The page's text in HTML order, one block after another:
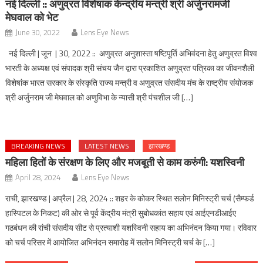
नई दिल्ली :: अणुव्रत विशेषांक केन्द्रीय मन्त्री श्री अर्जुनरामजी
मेघवाल को भेट
June 30, 2022 Lens Eye News
नई दिल्ली | जून | 30, 2022 :: अणुव्रत अनुशास्ता षष्टिपूर्ति अभिवंदना हेतु अणुव्रत विश्व
भारती के अध्यक्ष एवं संपादक श्री संचय जैन द्वारा प्रकाशित अणुव्रत पत्रिका का जीवनशैली
विशेषांक भारत सरकार के संस्कृति राज्य मन्त्री व अणुव्रत संसदीय मंच के राष्ट्रीय संयोजक
श्री अर्जुनराम जी मेघवाल को अणुविभा के न्यासी श्री पंचशील जी […]
BREAKING NEWS LATEST NEWS झारखण्ड
महिला हितों के संरक्षण के लिए और मजबूती से काम करुंगी: यशस्विनी
April 28, 2024 Lens Eye News
राची, झारखण्ड | अप्रैल | 28, 2024 :: शहर के कोकर स्थित सलोन मिनिस्ट्री चर्च (सैम्फर्ड
हास्पिटल के निकट) की ओर से पूर्व केंद्रीय मंत्री सुबोधकांत सहाय एवं आईएनडीआईए
गठबंधन की रांची संसदीय सीट से प्रत्याशी यशस्विनी सहाय का अभिनंदन किया गया। रविवार
को चर्च परिसर में आयोजित अभिनंदन समारोह में सलोन मिनिस्ट्री चर्च के […]